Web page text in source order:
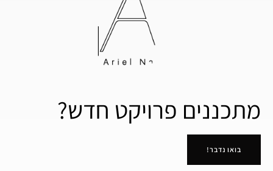
מתכננים פרויקט חדש?
בואו נדבר!